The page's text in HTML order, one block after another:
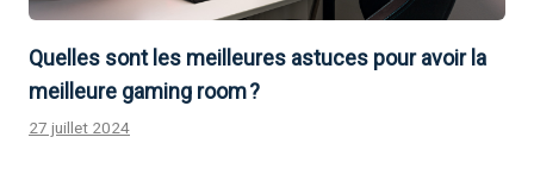
Quelles sont les meilleures astuces pour avoir la
meilleure gaming room ?
27 juillet 2024